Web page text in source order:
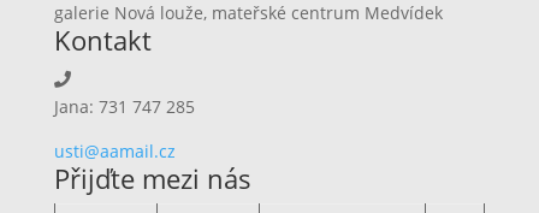
galerie Nová louže, mateřské centrum Medvídek
Kontakt
Jana: 731 747 285
usti@aamail.cz
Přijďte mezi nás